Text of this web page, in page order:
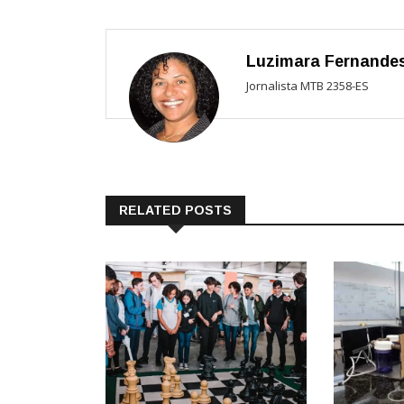
Luzimara
Jornalista MTB 2358-ES
RELATED POSTS